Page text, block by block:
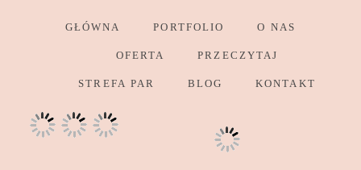
GŁÓWNA PORTFOLIO O NAS
OFERTA PRZECZYTAJ
STREFA PAR BLOG KONTAKT